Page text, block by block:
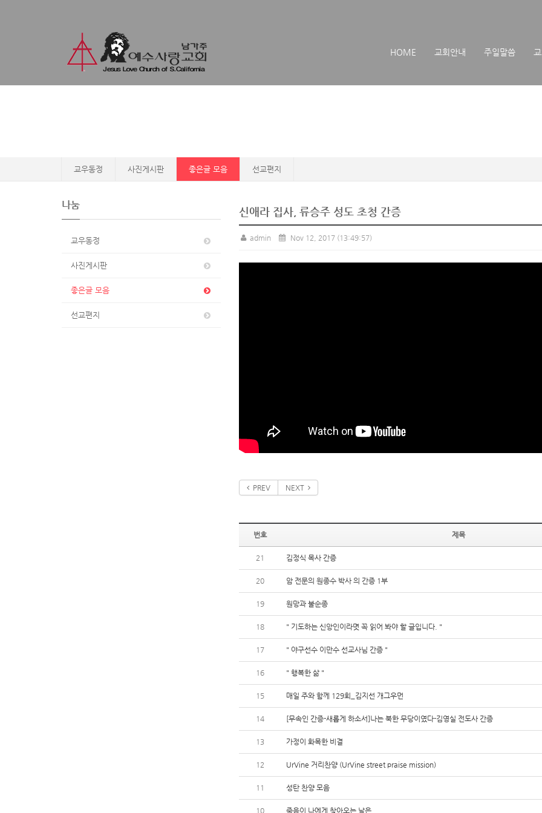
HOME 교회안내 주일말씀
교우동정 사진게시판 좋은글 모음 선교편지
나눔
교우동정
사진게시판
좋은글 모음
선교편지
신애라 집사, 류승주 성도 초청 간증
admin Nov 12, 2017 (13:49:57)
PREV NEXT
번호 제목
21 김정식 목사 간증
20 암 전문의 원종수 박사 의 간증 1부
19 원망과 불순종
18 " 기도하는 신앙인이라몃 꼭 읽어 봐야 할 글입니다. "
17 " 야구선수 이만수 선교사님 간증 "
16 " 행복한 삶 "
15 매일 주와 함께 129회_김지선 개그우먼
14 [무속인 간증-새롭게 하소서]나는 북한 무당이였다-김영실 전도사 간증
13 가정이 화목한 비결
12 UrVine 거리찬양 (UrVine street praise mission)
11 성탄 찬양 모음
10 죽음이 나에게 찾아오는 날은